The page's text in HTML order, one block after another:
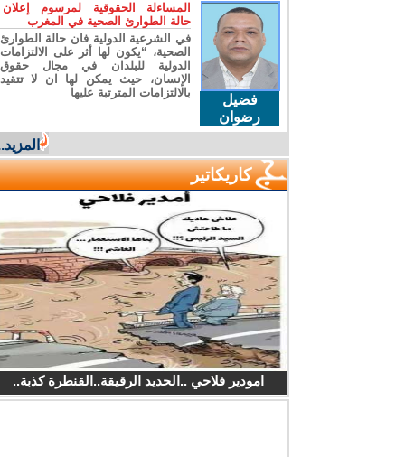
فضيل
رضوان
المساءلة الحقوقية لمرسوم إعلان
حالة الطوارئ الصحية في المغرب
في الشرعية الدولية فان حالة الطوارئ
الصحية، “يكون لها أثر على الالتزامات
الدولية للبلدان في مجال حقوق
الإنسان، حيث يمكن لها ان لا تتقيد
بالالتزامات المترتبة عليها
المزيد...
كاريكاتير
امودير فلاحي ..الحديد الرقيقة..القنطرة كذبة..